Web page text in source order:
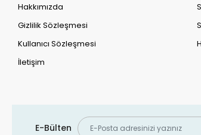
Hakkımızda
Gizlilik Sözleşmesi
Kullanıcı Sözleşmesi
İletişim
E-Bülten